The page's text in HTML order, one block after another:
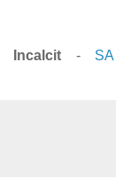
Incalcit - SA